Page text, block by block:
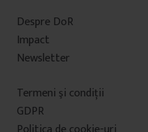
Despre DoR
Impact
Newsletter
Termeni şi condiţii
GDPR